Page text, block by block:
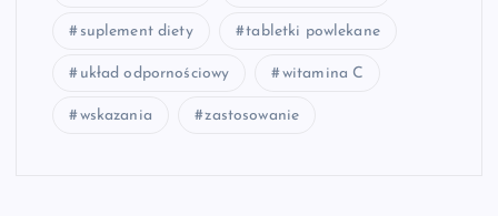
suplement diety tabletki powlekane
układ odpornościowy witamina C
wskazania zastosowanie